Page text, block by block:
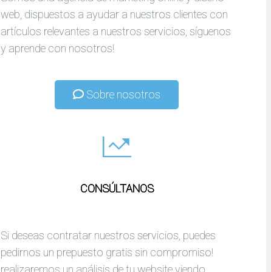
web, dispuestos a ayudar a nuestros clientes con
artículos relevantes a nuestros servicios, síguenos
y aprende con nosotros!
Sobre nosotros
CONSÚLTANOS
Si deseas contratar nuestros servicios, puedes
pedirnos un prepuesto gratis sin compromiso!
realizaremos un análisis de tu website viendo